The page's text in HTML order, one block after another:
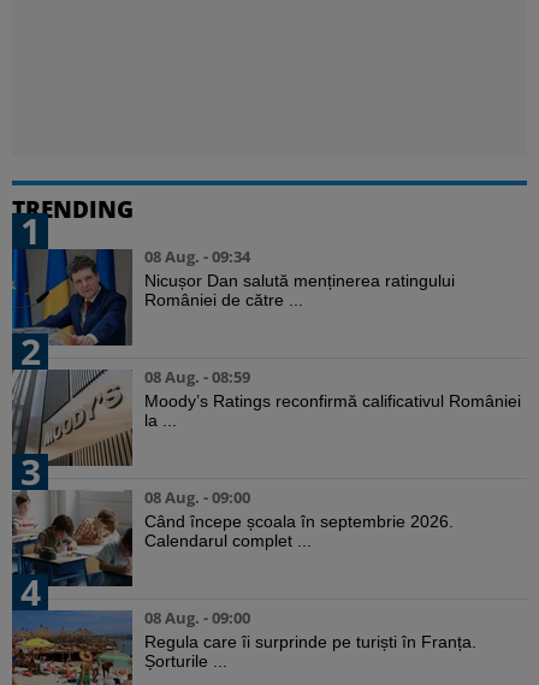
TRENDING
1
08 Aug. - 09:34
Nicușor Dan salută menținerea ratingului
României de către ...
2
08 Aug. - 08:59
Moody’s Ratings reconfirmă calificativul României
la ...
3
08 Aug. - 09:00
Când începe școala în septembrie 2026.
Calendarul complet ...
4
08 Aug. - 09:00
Regula care îi surprinde pe turiști în Franța.
Șorturile ...